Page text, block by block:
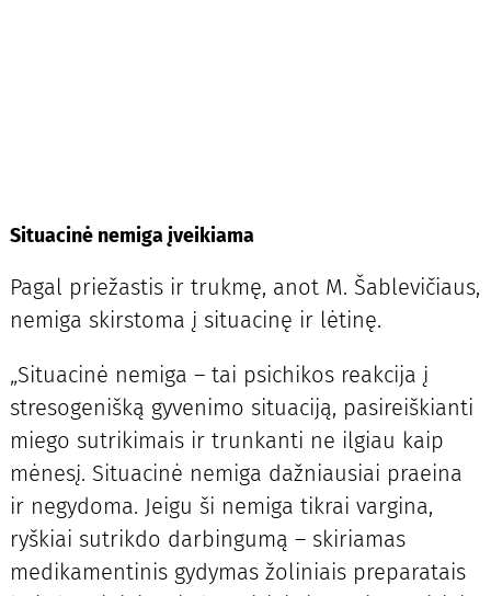
Situacinė nemiga įveikiama
Pagal priežastis ir trukmę, anot M. Šablevičiaus,
nemiga skirstoma į situacinę ir lėtinę.
„Situacinė nemiga – tai psichikos reakcija į
stresogenišką gyvenimo situaciją, pasireiškianti
miego sutrikimais ir trunkanti ne ilgiau kaip
mėnesį. Situacinė nemiga dažniausiai praeina
ir negydoma. Jeigu ši nemiga tikrai vargina,
ryškiai sutrikdo darbingumą – skiriamas
medikamentinis gydymas žoliniais preparatais